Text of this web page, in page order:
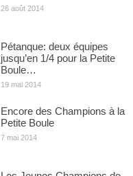
26 août 2014
Pétanque: deux équipes
jusqu’en 1/4 pour la Petite
Boule…
19 mai 2014
Encore des Champions à la
Petite Boule
7 mai 2014